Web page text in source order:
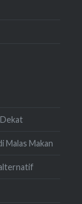
Malas Makan